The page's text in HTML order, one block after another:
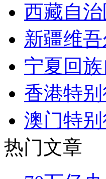
西藏自治
新疆维
宁夏回
香港特
澳门特
热门文章